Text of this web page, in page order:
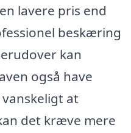
lavere pris end
beskæring
kan
også have
at
det kræve mere